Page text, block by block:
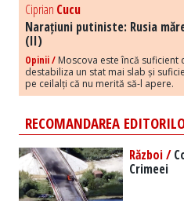
Ciprian Cucu
Narațiuni putiniste: Rusia
(II)
Opinii / Moscova este încă
destabiliza un stat mai slab și
pe ceilalți că nu merită să-l apere.
RECOMANDAREA
Război /
Crimeei